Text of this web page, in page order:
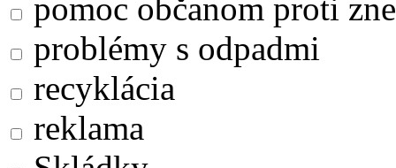
pomoc občanom proti
problémy s odpadmi
recyklácia
reklama